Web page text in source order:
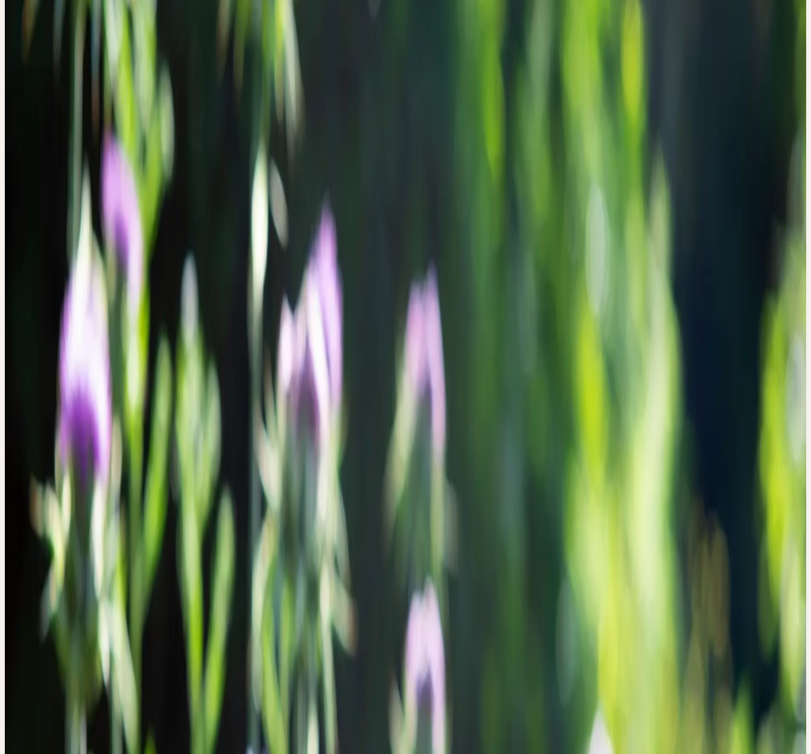
BOTANIK
(L.) GAERTN.,
gehört zur Familie der Korbblütler (Asteraceae). Es handelt sich bei ihr um eine
einjährige, selten zweijährige Pflanze die eine imposante Pflanzengestalt von bis
zu 2.50 m Grösse entwickeln kann. Sie bildet nach der Keimung zunächst eine
Pfahlwurzel und eine dem Boden aufliegende Rosette aus. Aus dieser Rosette
entsteht dann ein kräftiger aufrechter Stängel, der sich etwa ab der Mitte
verzweigt. Am Stängel stehen die länglich-elliptischen, buchtig fiederteiligen
Blätter. Alle Blätter der Pflanze weisen mehrere Besonderheiten auf: Zunächst
sind sie nicht rein grün, wie man es von pflanzlichen Blättern sonst kennt, sie
weisen Bereiche auf, in denen das Chlorophyll fehlt und die dadurch weiss
«gefärbt» sind. Ausserdem sind die Blätter nicht flach, wie es typisch wäre, sie
sind stattdessen dreidimensional aufgewölbt und zeigen dadurch einen welligen
Blattrand. Vor allem der Blattrand ist mit gelblichen Stacheln bewehrt, die sehr
lang und spitz sind. Eine unachtsame Begegnung mit der Mariendistel vergisst
man nicht so schnell! An den Spitzen der Stängel sitzen die purpurfarbenen, 4
bis 6 cm grossen, eiförmigen Blütenköpfe, die nur aus Röhrenblüten
zusammengesetzt sind. Auch die Blütenstände, welche von Juni bis August
blühen, sind mit den scharfen Stacheln bewehrt. Nach dem Verblühen, wenn die
Früchte der Pflanze mit der Ausreifung beginnen, klappen die Röhrenblüten um,
verkleben und bilden ein Dach über den Früchten, um diese vor Feuchtigkeit zu
WESEN DER PFLANZE
Abgrenzung, Schutz, Individualität
Die Mariendistel fördert die Fähigkeit, sich gegenüber emotionaler und
physischer Ausbeutung, gegen über Angriffen und Manipulationen angemessen
zu behaupten. Sie unterstützt die Wahrung der eigenen Persönlichkeit, indem sie
die aktive Abgrenzung gegenüber schädigenden psychischen Einflüssen stärkt.
Zu beachten ist, dass sich eine psychische Abwehrschwäche auf gegensätzliche
Arten äussern kann, entweder in der Unfähigkeit zur Abgrenzung und zum
Neinsagen oder aber in einer übersteigerten, aggressiven Abgrenzung. Eine
solche Schwäche kann zu einer Störung der Entgiftungs- und